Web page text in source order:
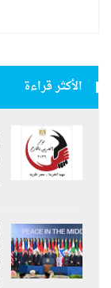
الأكثر قراءة